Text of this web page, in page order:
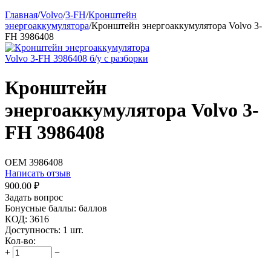
Главная/Volvo/3-FH/Кронштейн
энергоаккумулятора/Кронштейн энергоаккумулятора Volvo 3-
FH 3986408
Кронштейн
энергоаккумулятора Volvo 3-
FH 3986408
OEM 3986408
Написать отзыв
900.00 ₽
Задать вопрос
Бонусные баллы: баллов
КОД: 3616
Доступность: 1 шт.
Кол-во:
+
−